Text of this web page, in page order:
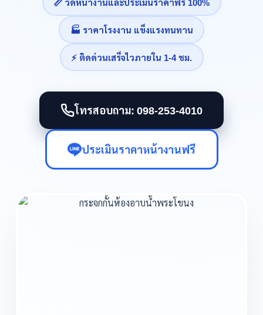
🏭 ราคาโรงงาน แข็งแรงทนทาน
⚡ ติดด่วนเสร็จไวภายใน 1-4 ชม.
โทรสอบถาม: 098-253-4010
ประเมินราคาหน้างานฟรี